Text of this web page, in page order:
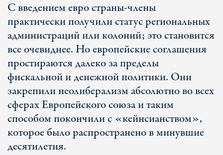
С введением евро страны-члены
практически получили статус региональных
администраций или колоний; это становится
все очевиднее. Но европейские соглашения
простираются далеко за пределы
фискальной и денежной политики. Они
закрепили неолиберализм абсолютно во всех
сферах Европейского союза и таким
способом покончили с «кейнсианством»,
которое было распространено в минувшие
десятилетия.